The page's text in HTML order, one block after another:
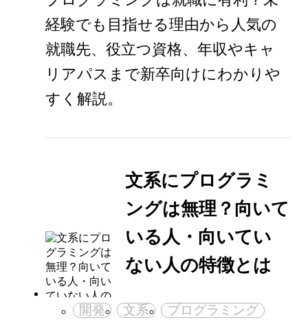
経験でも目指せる理由から人気の
就職先、役立つ資格、年収やキャ
リアパスまで新卒向けにわかりや
すく解説。
文系にプログラミ
ングは無理？向いて
いる人・向いてい
ない人の特徴とは
開発 文系 プログラミング